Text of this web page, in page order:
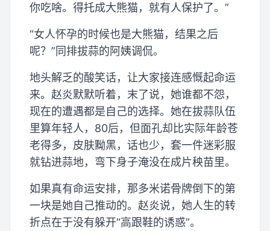
你吃啥。得托成大熊猫，就有人保护了。”
“女人怀孕的时候也是大熊猫，结果之后
呢？”同排拔蒜的阿姨调侃。
地头解乏的酸笑话，让大家接连感慨起命运
来。赵炎默默听着，末了说，她谁都不怨，
现在的遭遇都是自己的选择。她在拔蒜队伍
里算年轻人，80后，但面孔却比实际年龄苍
老得多，皮肤黝黑，话也少，套一件迷彩服
就钻进蒜地，弯下身子淹没在成片秧苗里。
如果真有命运安排，那多米诺骨牌倒下的第
一块是她自己推动的。赵炎说，她人生的转
折点在于没有躲开“高跟鞋的诱惑”。